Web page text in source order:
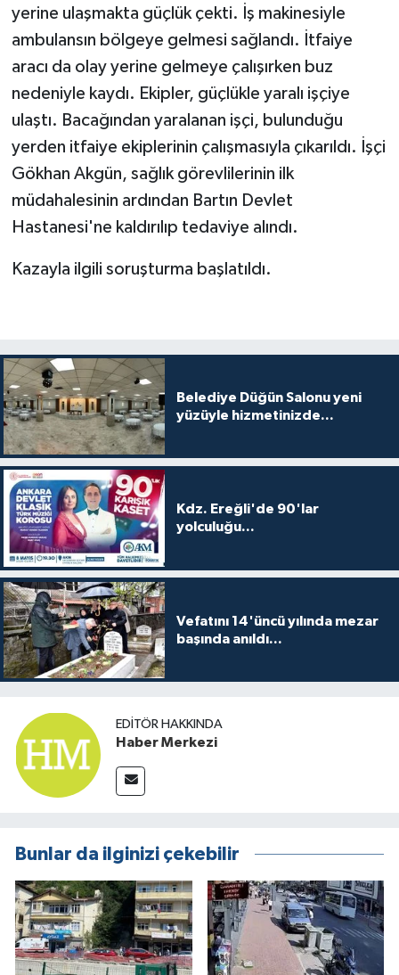
yerine ulaşmakta güçlük çekti. İş makinesiyle
ambulansın bölgeye gelmesi sağlandı. İtfaiye
aracı da olay yerine gelmeye çalışırken buz
nedeniyle kaydı. Ekipler, güçlükle yaralı işçiye
ulaştı. Bacağından yaralanan işçi, bulunduğu
yerden itfaiye ekiplerinin çalışmasıyla çıkarıldı. İşçi
Gökhan Akgün, sağlık görevlilerinin ilk
müdahalesinin ardından Bartın Devlet
Hastanesi'ne kaldırılıp tedaviye alındı.
Kazayla ilgili soruşturma başlatıldı.
Belediye Düğün Salonu yeni
yüzüyle hizmetinizde...
Kdz. Ereğli'de 90'lar
yolculuğu...
Vefatını 14'üncü yılında mezar
başında anıldı...
EDITÖR HAKKINDA
Haber Merkezi
Bunlar da ilginizi çekebilir